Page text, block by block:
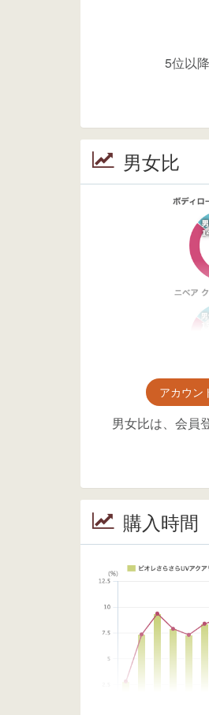
5位以
男女比
アカウン
男女比は、会員
購入時間